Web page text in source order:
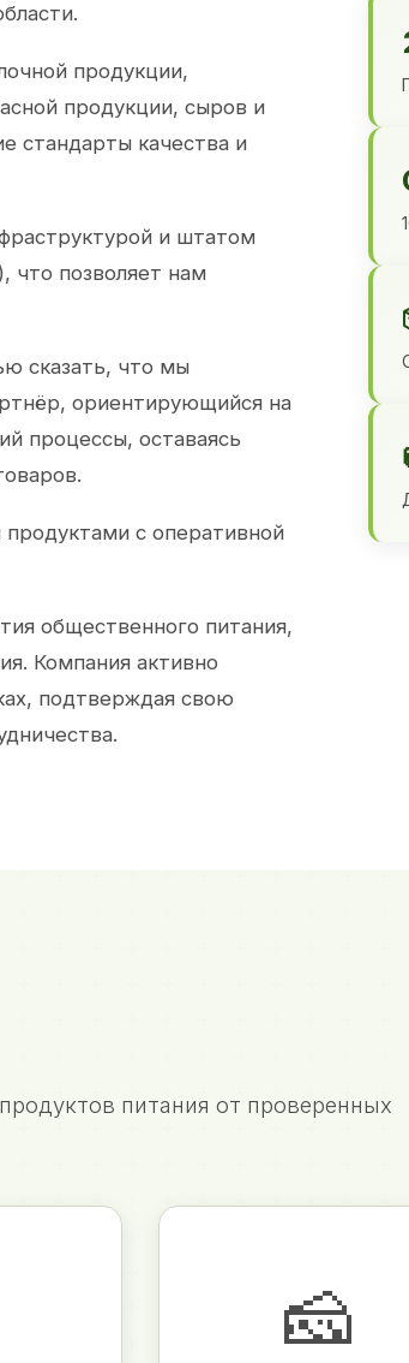
продукции,
продукции, сыров и
стандарты качества и
и штатом
что позволяет нам
сказать, что мы
ориентирующийся на
процессы, оставаясь
с оперативной
общественного питания,
Компания активно
подтверждая свою
питания от проверенных
🧀